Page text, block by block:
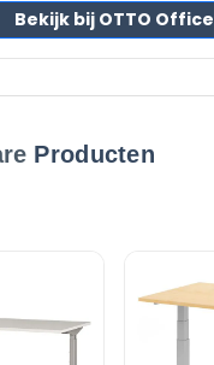
Bekijk bij OTTO Office
Producten